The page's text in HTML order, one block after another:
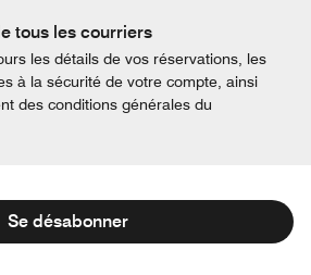
tous les courriers
les détails de vos réservations, les
à la sécurité de votre compte, ainsi
des conditions générales du
Se désabonner